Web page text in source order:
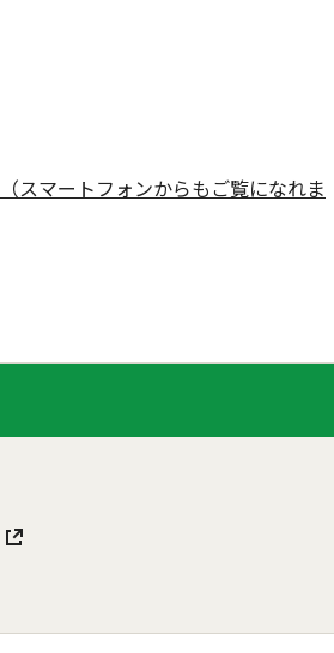
スマートフォンからもご覧になれま